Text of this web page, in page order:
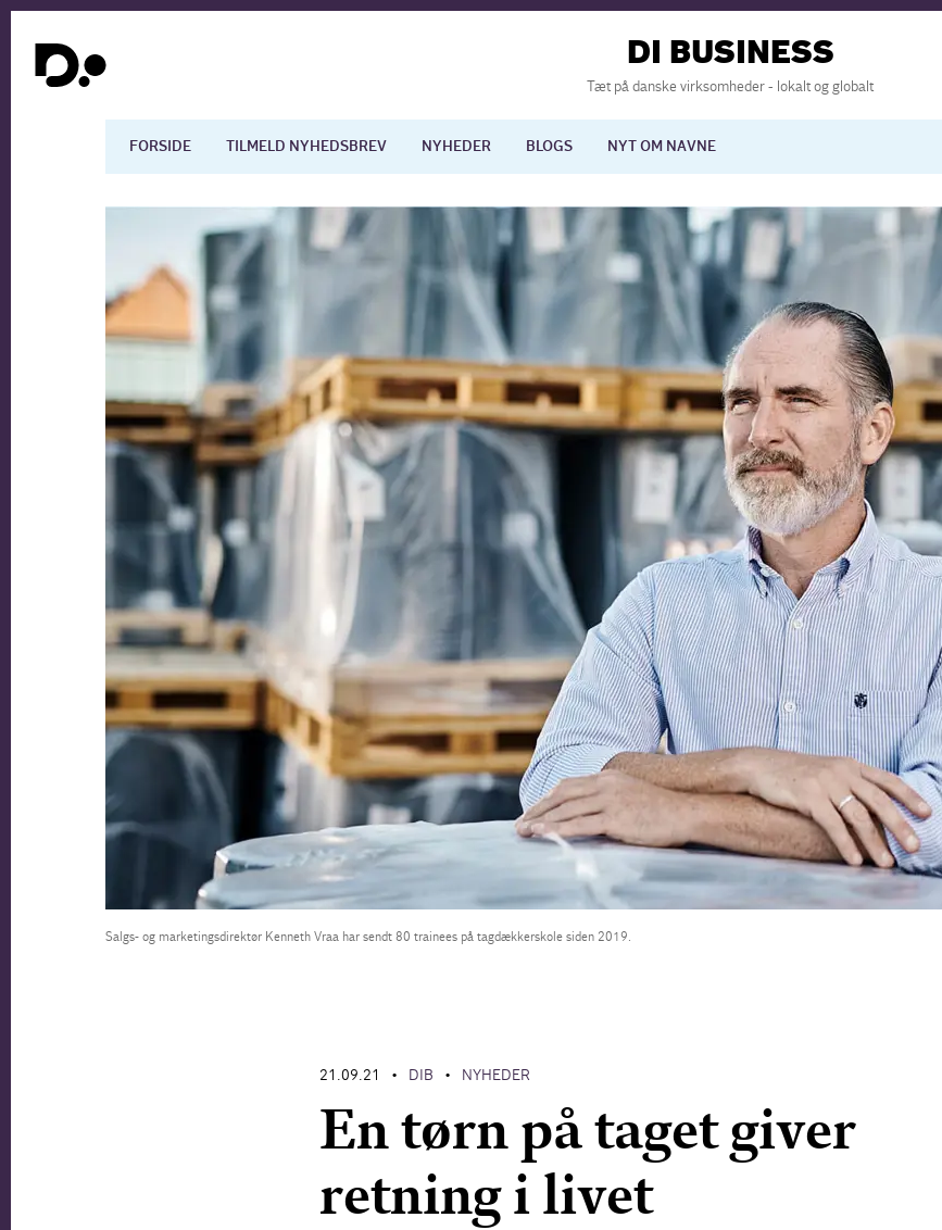
DI BUSINESS
Tæt på danske virksomheder - lokalt og globalt
FORSIDE TILMELD NYHEDSBREV NYHEDER BLOGS NYT OM NAVNE
Dansk økonomi Digitalisering International økonomi
Arbejdsmarkedet Uddannelse Europapolitik
Salgs- og marketingsdirektør Kenneth Vraa har sendt 80 trainees på tagdækkerskole siden 2019.
21.09.21 • DIB • NYHEDER
En tørn på taget giver
retning i livet